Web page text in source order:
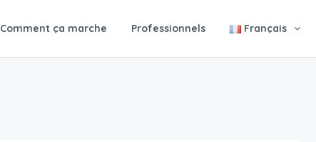
Comment ça marche Professionnels Français